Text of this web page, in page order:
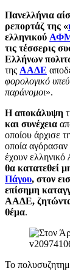
Πανελλήνια
ρεπορτάζ της «
ελληνικού
τις τέσσερις
Ελλήνων
της ΑΑΔΕ
φορολογικό
παράνομοι».
Η αποκάλυψη
και συνέχεια
οποίου άρχισε
οποία αγόρασαν
έχουν
θα κατατεθεί
Πάγου, στον
επίσημη
ΑΑΔΕ,
θέμα.
Το